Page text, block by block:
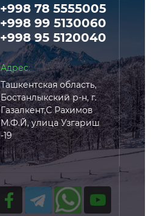
+998 78 5555005
+998 99 5130060
+998 95 5120040
Адрес:
Ташкентская область,
Бостанлыкский р-н, г.
Газалкент,С Рахимов
М.Ф.Й, улица Узгариш
-19